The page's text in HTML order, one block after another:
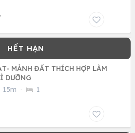
MẢNH ĐẤT THÍCH HỢP LÀM
DƯỠNG
15m · 1